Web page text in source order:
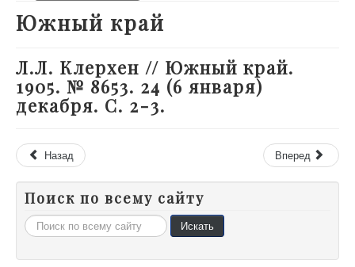
Южный край
Л.Л. Клерхен // Южный край.
1905. № 8653. 24 (6 января)
декабря. С. 2-3.
Назад Вперед
Поиск по всему сайту
Искать... Искать